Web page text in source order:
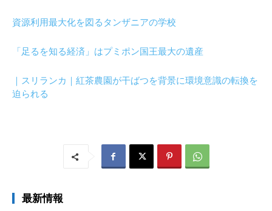
資源利用最大化を図るタンザニアの学校
「足るを知る経済」はプミポン国王最大の遺産
｜スリランカ｜紅茶農園が干ばつを背景に環境意識の転換を
迫られる
最新情報